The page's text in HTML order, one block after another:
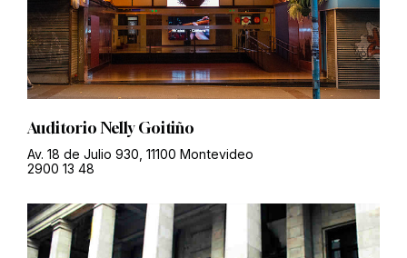
Auditorio Nelly Goitiño
Av. 18 de Julio 930, 11100 Montevideo
2900 13 48